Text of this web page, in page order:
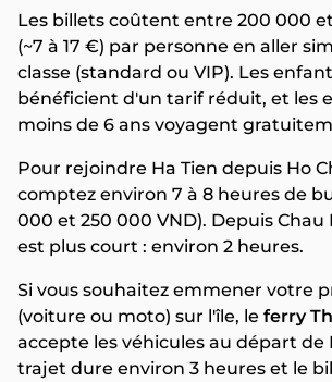
Les billets coûtent entre 200 000
(~7 à 17 €) par personne en aller
classe (standard ou VIP). Les
bénéficient d'un tarif réduit, et les
moins de 6 ans voyagent
Pour rejoindre Ha Tien depuis Ho
comptez environ 7 à 8 heures de
000 et 250 000 VND). Depuis Chau
est plus court : environ 2 heures.
Si vous souhaitez emmener votre
(voiture ou moto) sur l'île, le ferry
accepte les véhicules au départ de
trajet dure environ 3 heures et le